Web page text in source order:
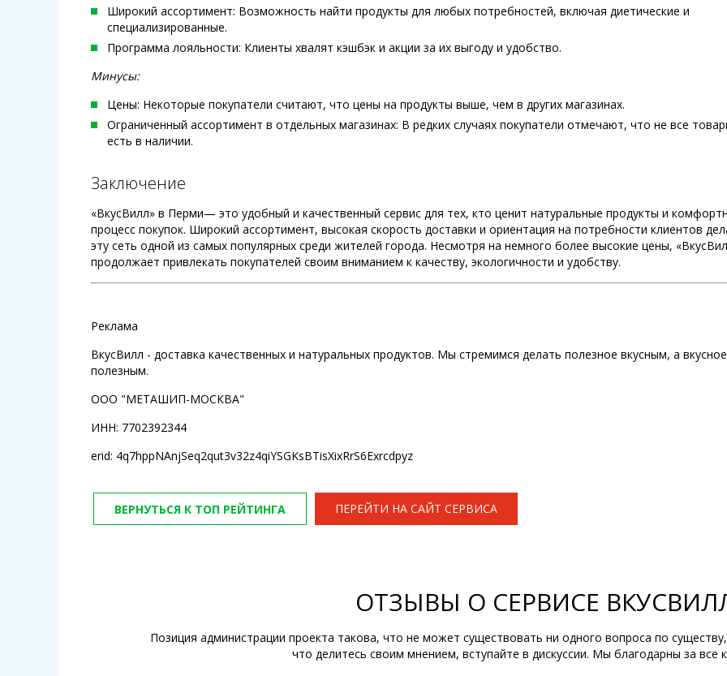
Широкий ассортимент: Возможность найти продукты для любых потребностей, включая диетические и
специализированные.
Программа лояльности: Клиенты хвалят кэшбэк и акции за их выгоду и удобство.
Минусы:
Цены: Некоторые покупатели считают, что цены на продукты выше, чем в других магазинах.
Ограниченный ассортимент в отдельных магазинах: В редких случаях покупатели отмечают, что не все
есть в наличии.
Заключение
«ВкусВилл» в Перми— это удобный и качественный сервис для тех, кто ценит натуральные продукты и
процесс покупок. Широкий ассортимент, высокая скорость доставки и ориентация на потребности клиентов
эту сеть одной из самых популярных среди жителей города. Несмотря на немного более высокие цены,
продолжает привлекать покупателей своим вниманием к качеству, экологичности и удобству.
Реклама
ВкусВилл - доставка качественных и натуральных продуктов. Мы стремимся делать полезное вкусным, а
полезным.
ООО "МЕТАШИП-МОСКВА"
ИНН: 7702392344
erid: 4q7hppNAnjSeq2qut3v32z4qiYSGKsBTisXixRrS6Exrcdpyz
ВЕРНУТЬСЯ К ТОП РЕЙТИНГА ПЕРЕЙТИ НА САЙТ СЕРВИСА
ОТЗЫВЫ О СЕРВИСЕ
Позиция администрации проекта такова, что не может существовать ни одного вопроса по
что делитесь своим мнением, вступайте в дискуссии. Мы благодарны за все